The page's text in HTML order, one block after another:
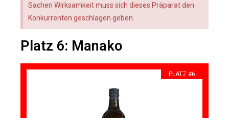
Sachen Wirksamkeit muss sich dieses Präparat den
Konkurrenten geschlagen geben.
Platz 6: Manako
PLATZ #6